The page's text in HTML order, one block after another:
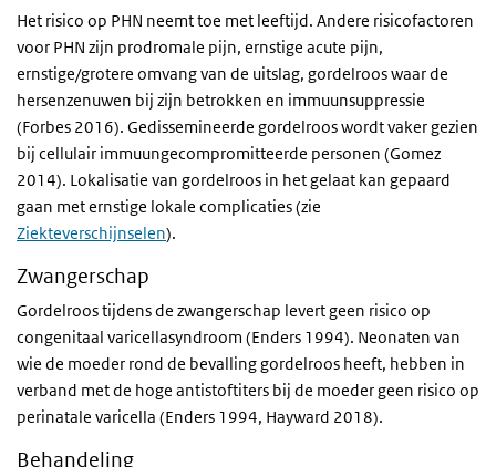
Het risico op PHN neemt toe met leeftijd. Andere risicofactoren
voor PHN zijn prodromale pijn, ernstige acute pijn,
ernstige/grotere omvang van de uitslag, gordelroos waar de
hersenzenuwen bij zijn betrokken en immuunsuppressie
(Forbes 2016). Gedissemineerde gordelroos wordt vaker gezien
bij cellulair immuungecompromitteerde personen (Gomez
2014). Lokalisatie van gordelroos in het gelaat kan gepaard
gaan met ernstige lokale complicaties (zie
Ziekteverschijnselen).
Zwangerschap
Gordelroos tijdens de zwangerschap levert geen risico op
congenitaal varicellasyndroom (Enders 1994). Neonaten van
wie de moeder rond de bevalling gordelroos heeft, hebben in
verband met de hoge antistoftiters bij de moeder geen risico op
perinatale varicella (Enders 1994, Hayward 2018).
Behandeling